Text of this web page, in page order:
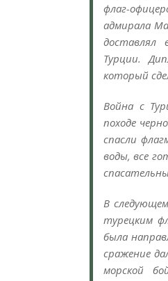
флаг-
адмирала
доставлял
Турции.
который
Война с
походе
спасли
воды, все
В
турецким
была
сражение
морской